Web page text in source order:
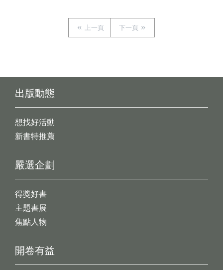
上一頁 下一頁
出版動態
想找好活動
新書特推薦
開卷有益
嚴選企劃
得獎好書
主題書展
焦點人物